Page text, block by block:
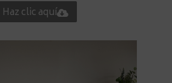
Haz clic aquí